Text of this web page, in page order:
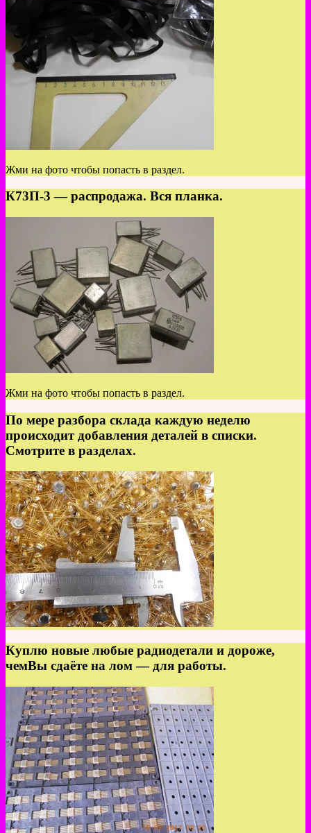
Жми на фото чтобы попасть в раздел.
К73П-3 — распродажа. Вся планка.
Жми на фото чтобы попасть в раздел.
По мере разбора склада каждую неделю
происходит добавления деталей в списки.
Смотрите в разделах.
Куплю новые любые радиодетали и дороже,
чемВы сдаёте на лом — для работы.